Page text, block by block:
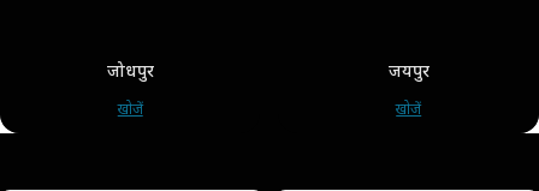
जोधपुर
खोजें
जयपुर
खोजें